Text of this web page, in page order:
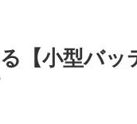
【小型バッ